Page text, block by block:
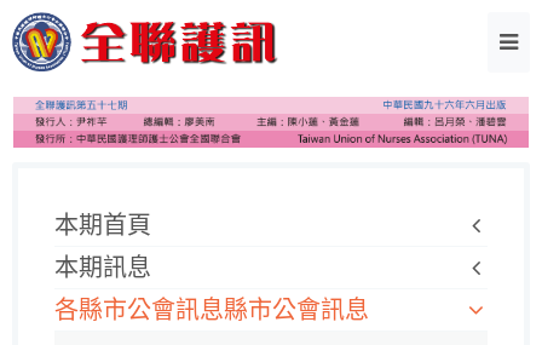
本期首頁
本期訊息
各縣市公會訊息縣市公會訊息